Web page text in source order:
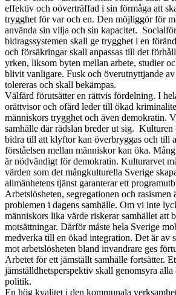
effektiv och oöverträffad i sin förmåga att
trygghet för var och en. Den möjliggör för
använda sin vilja och sin kapacitet.
bidragssystemen skall ge trygghet i en
och försäkringar skall anpassas till det
yrken, liksom byten mellan arbete, studier
blivit vanligare. Fusk och överutnyttjande
tolereras och skall bekämpas.
Välfärd förutsätter en rättvis fördelning. I
orättvisor och ofärd leder till ökad
människors trygghet och även demokratin.
samhälle där rädslan breder ut sig. Kulturen
bidra till att klyftor kan överbryggas och till
förståelsen mellan människor kan öka.
är nödvändigt för demokratin. Kulturarvet
värden som det mångkulturella Sverige
allmänhetens tjänst garanterar ett
Arbetslösheten, segregationen och rasismen
problemen i dagens samhälle. Om vi inte
människors lika värde riskerar samhället att
motsättningar. Därför måste hela Sverige
medverka till en ökad integration. Det är av
mot arbetslösheten bland invandrare ges
Arbetet för ett jämställt samhälle fortsätter.
jämställdhetsperspektiv skall genomsyra alla
politik.
En hög kvalitet i den kommunala